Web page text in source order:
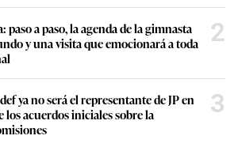
paso a paso, la agenda de la gimnasta
y una visita que emocionará a toda
2
ya no será el representante de JP en
los acuerdos iniciales sobre la
3